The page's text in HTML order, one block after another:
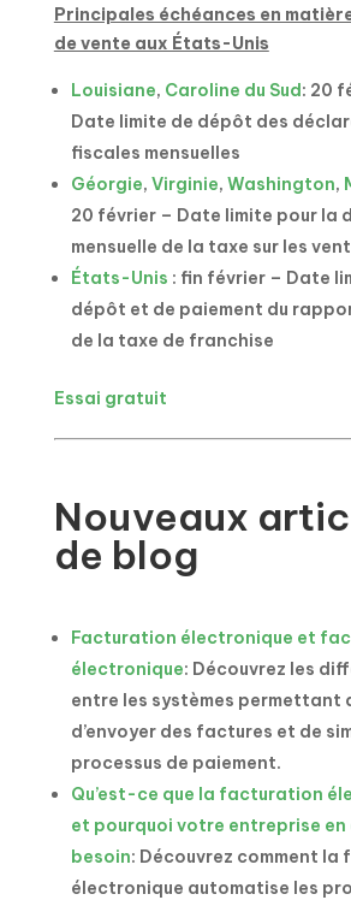
Principales échéances en
de vente aux États-Unis
Louisiane, Caroline du Sud: 20
Date limite de dépôt des
fiscales mensuelles
Géorgie, Virginie, Washington,
20 février – Date limite pour la
mensuelle de la taxe sur les
États-Unis : fin février – Date
dépôt et de paiement du
de la taxe de franchise
Essai gratuit
Nouveaux
de blog
Facturation électronique et
électronique: Découvrez les
entre les systèmes permettant
d’envoyer des factures et de
processus de paiement.
Qu’est-ce que la facturation
et pourquoi votre entreprise
besoin: Découvrez comment
électronique automatise les